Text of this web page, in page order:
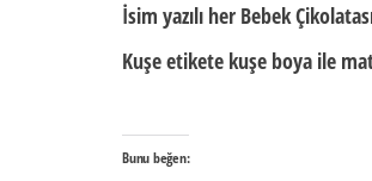
İsim yazılı her Bebek
Kuşe etikete kuşe boya ile
Bunu beğen: